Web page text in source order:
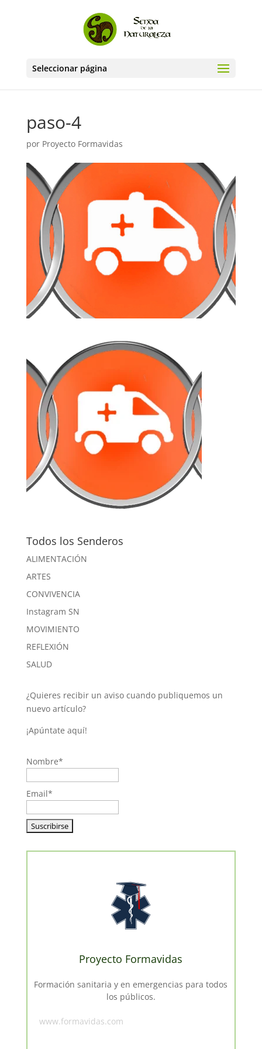
Seleccionar página
paso-4
por Proyecto Formavidas
Todos los Senderos
ALIMENTACIÓN
ARTES
CONVIVENCIA
Instagram SN
MOVIMIENTO
REFLEXIÓN
SALUD
¿Quieres recibir un aviso cuando publiquemos un
nuevo artículo?
¡Apúntate aquí!
Nombre*
Email*
Proyecto Formavidas
Formación sanitaria y en emergencias para todos
los públicos.
www.formavidas.com